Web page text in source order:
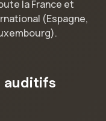
la France et
(Espagne,
auditifs